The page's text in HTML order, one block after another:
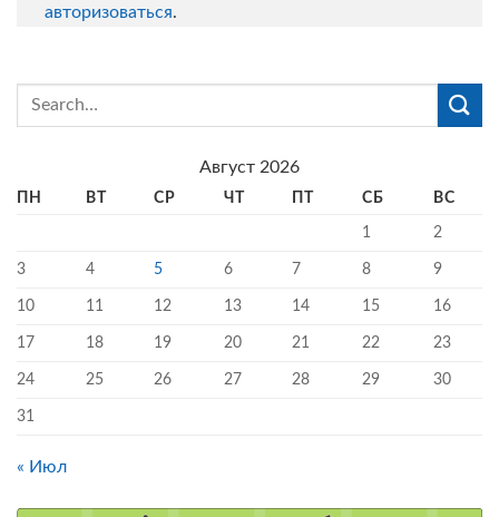
авторизоваться.
Август 2026
ПН ВТ СР ЧТ ПТ СБ ВС
1 2
3 4 5 6 7 8 9
10 11 12 13 14 15 16
17 18 19 20 21 22 23
24 25 26 27 28 29 30
31
« Июл